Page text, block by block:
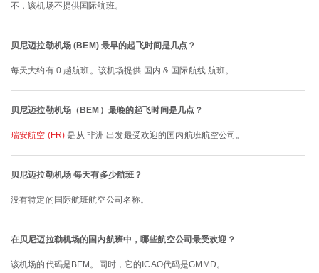
不，该机场不提供国际航班。
贝尼迈拉勒机场 (BEM) 最早的起飞时间是几点？
每天大约有 0 趟航班。该机场提供 国内 & 国际航线 航班。
贝尼迈拉勒机场（BEM）最晚的起飞时间是几点？
瑞安航空 (FR) 是从 非洲 出发最受欢迎的国内航班航空公司。
贝尼迈拉勒机场 每天有多少航班？
没有特定的国际航班航空公司名称。
在贝尼迈拉勒机场的国内航班中，哪些航空公司最受欢迎？
该机场的代码是BEM。同时，它的ICAO代码是GMMD。